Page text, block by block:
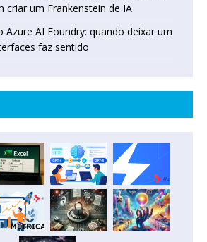
criar um Frankenstein de IA
Azure AI Foundry: quando deixar um
faz sentido